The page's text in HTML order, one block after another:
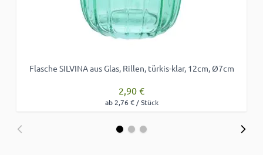
Flasche SILVINA aus Glas, Rillen, türkis-klar, 12cm, Ø7cm
2,90 €
ab 2,76 € / Stück